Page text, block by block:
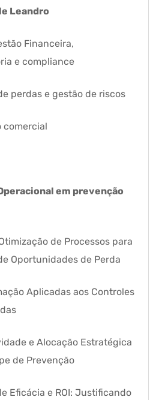
Leandro
Financeira,
e compliance
perdas e gestão de riscos
comercial
em prevenção
de Processos para
Oportunidades de Perda
Aplicadas aos Controles
e Alocação Estratégica
de Prevenção
Eficácia e ROI: Justificando